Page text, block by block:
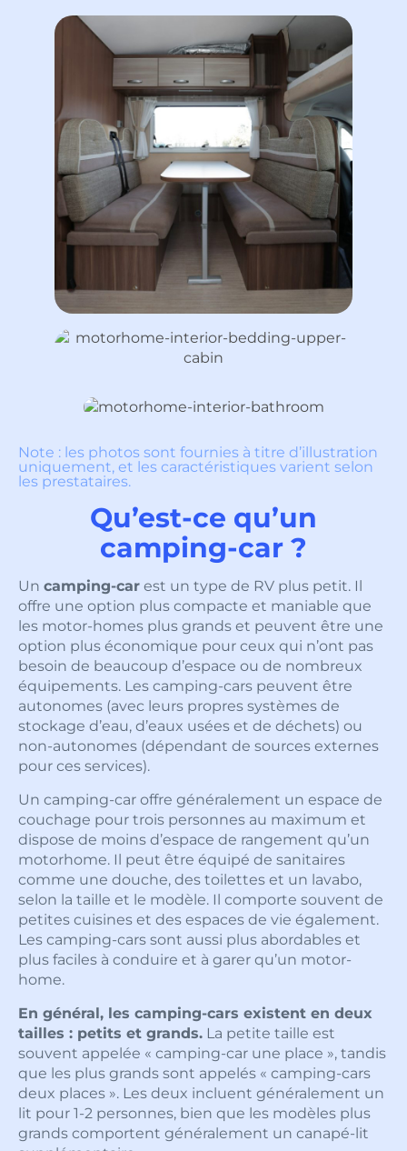
Note : les photos sont fournies à titre d’illustration
uniquement, et les caractéristiques varient selon
les prestataires.
Qu’est-ce qu’un
camping-car ?
Un camping-car est un type de RV plus petit. Il
offre une option plus compacte et maniable que
les motor-homes plus grands et peuvent être une
option plus économique pour ceux qui n’ont pas
besoin de beaucoup d’espace ou de nombreux
équipements. Les camping-cars peuvent être
autonomes (avec leurs propres systèmes de
stockage d’eau, d’eaux usées et de déchets) ou
non-autonomes (dépendant de sources externes
pour ces services).
Un camping-car offre généralement un espace de
couchage pour trois personnes au maximum et
dispose de moins d’espace de rangement qu’un
motorhome. Il peut être équipé de sanitaires
comme une douche, des toilettes et un lavabo,
selon la taille et le modèle. Il comporte souvent de
petites cuisines et des espaces de vie également.
Les camping-cars sont aussi plus abordables et
plus faciles à conduire et à garer qu’un motor-
home.
En général, les camping-cars existent en deux
tailles : petits et grands. La petite taille est
souvent appelée « camping-car une place », tandis
que les plus grands sont appelés « camping-cars
deux places ». Les deux incluent généralement un
lit pour 1-2 personnes, bien que les modèles plus
grands comportent généralement un canapé-lit